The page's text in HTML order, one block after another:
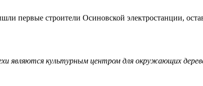
первые строители Осиновской электростанции,
являются культурным центром для окружающих